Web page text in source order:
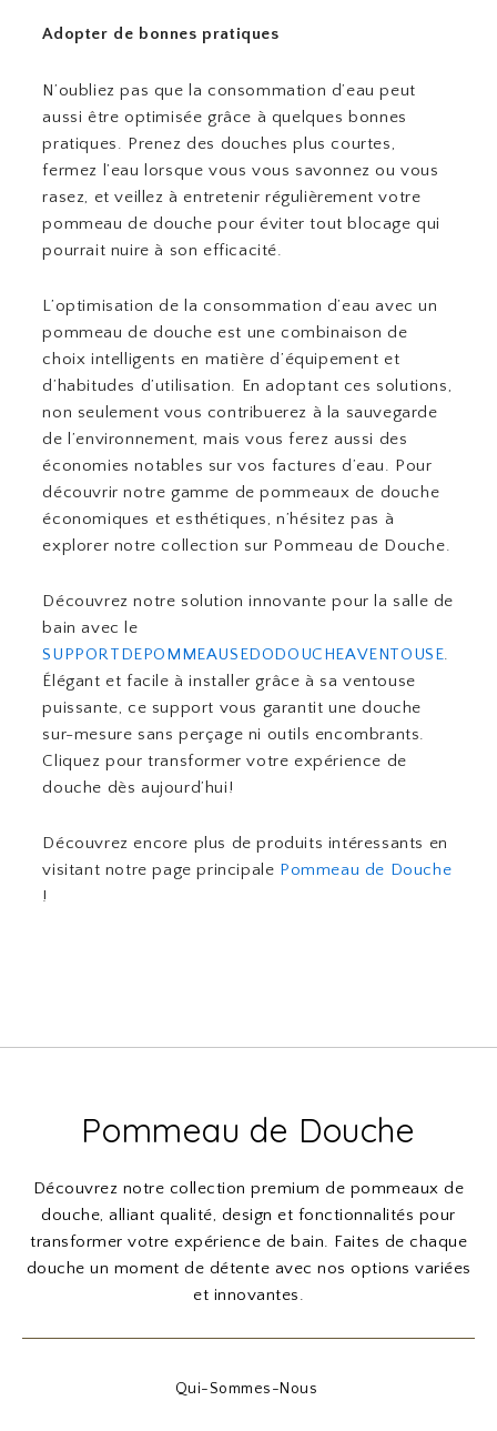
Adopter de bonnes pratiques
N’oubliez pas que la consommation d’eau peut
aussi être optimisée grâce à quelques bonnes
pratiques. Prenez des douches plus courtes,
fermez l’eau lorsque vous vous savonnez ou vous
rasez, et veillez à entretenir régulièrement votre
pommeau de douche pour éviter tout blocage qui
pourrait nuire à son efficacité.
L’optimisation de la consommation d’eau avec un
pommeau de douche est une combinaison de
choix intelligents en matière d’équipement et
d’habitudes d’utilisation. En adoptant ces solutions,
non seulement vous contribuerez à la sauvegarde
de l’environnement, mais vous ferez aussi des
économies notables sur vos factures d’eau. Pour
découvrir notre gamme de pommeaux de douche
économiques et esthétiques, n’hésitez pas à
explorer notre collection sur Pommeau de Douche.
Découvrez notre solution innovante pour la salle de
bain avec le
SUPPORTDEPOMMEAUSEDODOUCHEAVENTOUSE.
Élégant et facile à installer grâce à sa ventouse
puissante, ce support vous garantit une douche
sur-mesure sans perçage ni outils encombrants.
Cliquez pour transformer votre expérience de
douche dès aujourd’hui!
Découvrez encore plus de produits intéressants en
visitant notre page principale Pommeau de Douche
!
Pommeau de Douche
Découvrez notre collection premium de pommeaux de
douche, alliant qualité, design et fonctionnalités pour
transformer votre expérience de bain. Faites de chaque
douche un moment de détente avec nos options variées
et innovantes.
Qui-Sommes-Nous